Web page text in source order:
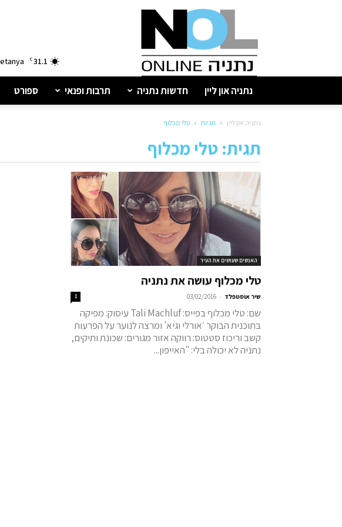
נתניה
31.1
C
נתניה און ליין חדשות נתניה תרבות ופנאי ספורט
נתניה און ליין תגיות טלי מכלוף
תגית: טלי מכלוף
האנשים שעושים את העיר
טלי מכלוף עושה את נתניה
שיר אוסטפלד -
03/02/2016
1
שם: טלי מכלוף בפייס: Tali Machluf עיסוק: מפיקה
בתוכנית הבוקר ׳אורלי וגיא' ומרצה לנוער על הפרעות
קשב וריכוז סטטוס: רווקה אזור מגורים: שכונת ותיקים,
נתניה לא יכולה בלי: "האייפון...